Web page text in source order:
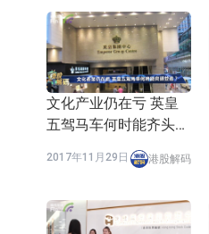
文化产业仍在亏 英皇
五驾马车何时能齐头并
2017年11月29日 港股解码